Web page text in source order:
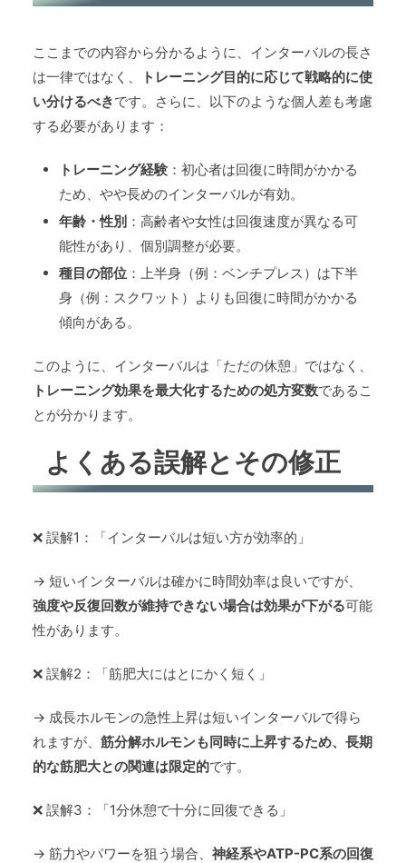
ここまでの内容から分かるように、インターバルの長さ
は一律ではなく、
トレーニング目的に応じて戦略的に使
い分けるべきです。さらに、以下のような個人差も考慮
する必要があります：
トレーニング経験 ：初心者は回復に時間がかかる
ため、やや長めのインターバルが有効。
年齢・性別 ：高齢者や女性は回復速度が異なる可
能性があり、個別調整が必要。
種目の部位 ：上半身（例：ベンチプレス）は下半
身（例：スクワット）よりも回復に時間がかかる
傾向がある。
このように、インターバルは「ただの休憩」ではなく、
トレーニング効果を最大化するための処方変数であるこ
とが分かります。
よくある誤解とその修正
❌ 誤解1：「インターバルは短い方が効率的」
→ 短いインターバルは確かに時間効率は良いですが、
強度や反復回数が維持できない場合は効果が下がる可能
性があります。
❌ 誤解2：「筋肥大にはとにかく短く」
→ 成長ホルモンの急性上昇は短いインターバルで得ら
れますが、 筋分解ホルモンも同時に上昇するため、長期
的な筋肥大との関連は限定的です。
❌ 誤解3：「1分休憩で十分に回復できる」
→ 筋力やパワーを狙う場合、 神経系やATP-PC系の回復